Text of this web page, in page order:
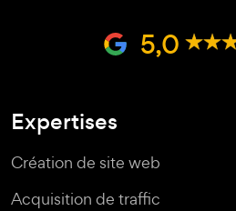
5,0
Expertises
Création de site web
Acquisition de traffic